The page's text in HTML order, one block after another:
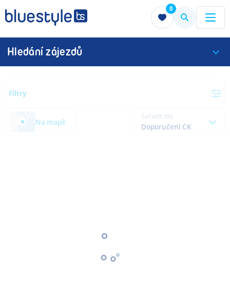
0
Menu Menu
Hledání zájezdů
Filtry
Na mapě
Seřadit dle
Doporučení CK